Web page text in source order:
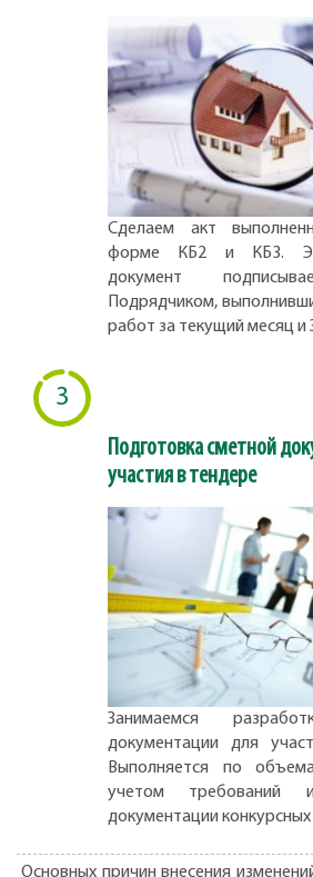
Сделаем акт
форме КБ2 и КБ3.
документ
Подрядчиком,
работ за текущий месяц и
3
Подготовка сметной
участия в тендере
Занимаемся
документации для
Выполняется по
учетом требований
документации
Основных причин внесения